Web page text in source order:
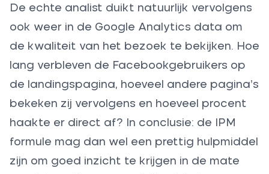
De echte analist duikt natuurlijk vervolgens
ook weer in de Google Analytics data om
de kwaliteit van het bezoek te bekijken. Hoe
lang verbleven de Facebookgebruikers op
de landingspagina, hoeveel andere pagina’s
bekeken zij vervolgens en hoeveel procent
haakte er direct af? In conclusie: de IPM
formule mag dan wel een prettig hulpmiddel
zijn om goed inzicht te krijgen in de mate